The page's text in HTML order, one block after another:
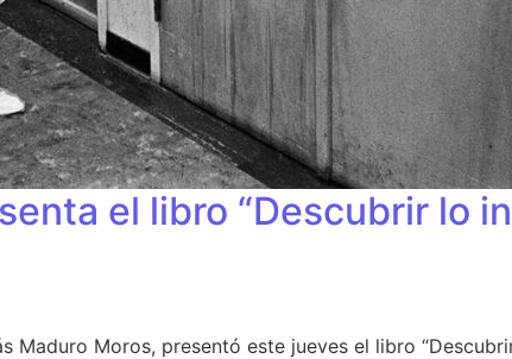
el libro “Descubrir lo
Maduro Moros, presentó este jueves el libro